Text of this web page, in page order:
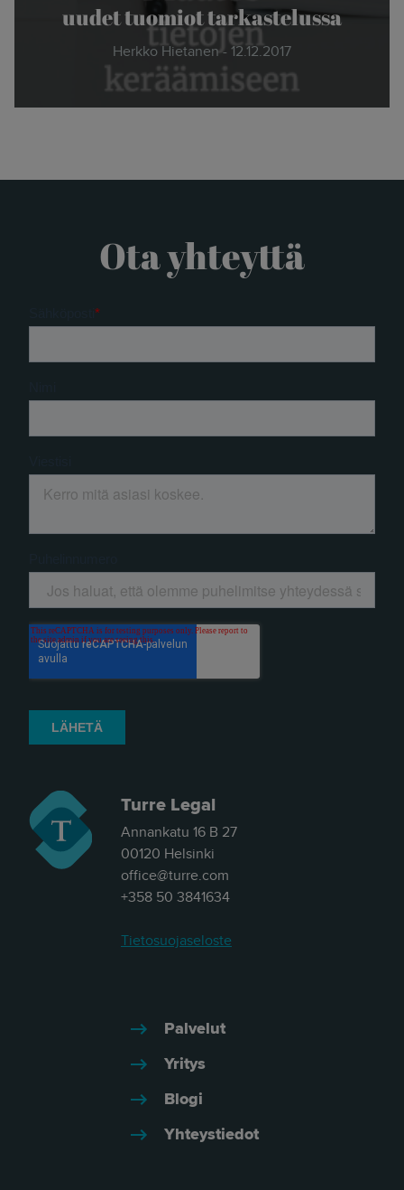
uudet tuomiot tarkastelussa
Herkko Hietanen - 12.12.2017
Turre Legal
Annankatu 16 B 27
00120 Helsinki
office@turre.com
+358 50 3841634
Tietosuojaseloste
Palvelut
Yritys
Blogi
Yhteystiedot
Ota yhteyttä